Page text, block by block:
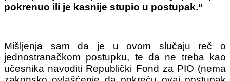
pokrenuo ili je kasnije stupio u postupak.“
Mišljenja sam da je u ovom slučaju reč o
jednostranačkom postupku, te da ne treba kao
učesnika navoditi Republički Fond za PIO (nema